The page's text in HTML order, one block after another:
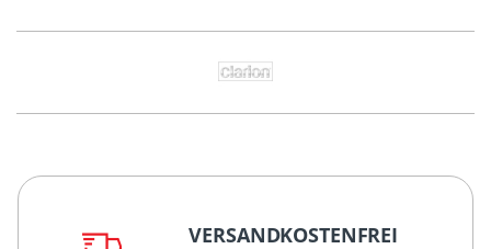
VERSANDKOSTENFREI